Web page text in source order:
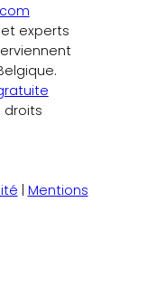
experts
droits
Mentions